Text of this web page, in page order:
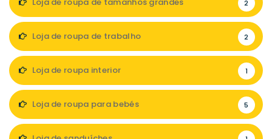
2
Loja de roupa de trabalho 2
Loja de roupa interior 1
Loja de roupa para bebés 5